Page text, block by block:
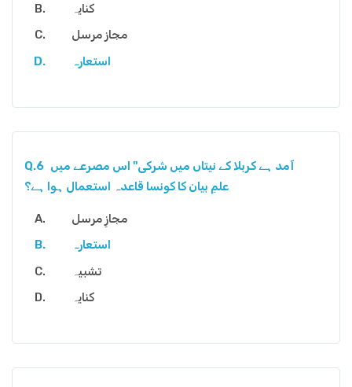
کنایہ
مجاز مرسل
استعارہ
Q.6 آمد ہے کربلا کے نیتاں میں شرکی" اس مصرعے میں
علمِ بیان کا کونسا قاعدہ استعمال ہوا ہے؟
مجازِ مرسل
استعارہ
تشبیہ
کنایہ